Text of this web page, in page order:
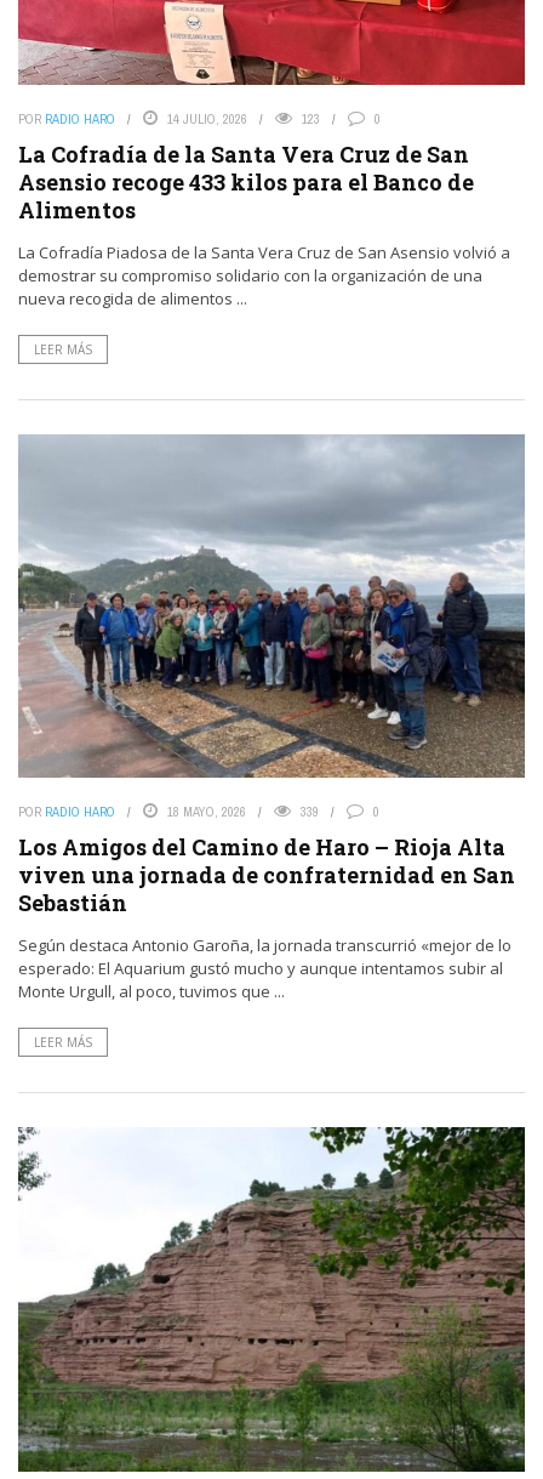
POR RADIO HARO 14 JULIO, 2026 123 0
La Cofradía de la Santa Vera Cruz de San
Asensio recoge 433 kilos para el Banco de
Alimentos
La Cofradía Piadosa de la Santa Vera Cruz de San Asensio volvió a
demostrar su compromiso solidario con la organización de una
nueva recogida de alimentos ...
LEER MÁS
POR RADIO HARO 18 MAYO, 2026 339 0
Los Amigos del Camino de Haro – Rioja Alta
viven una jornada de confraternidad en San
Sebastián
Según destaca Antonio Garoña, la jornada transcurrió «mejor de lo
esperado: El Aquarium gustó mucho y aunque intentamos subir al
Monte Urgull, al poco, tuvimos que ...
LEER MÁS